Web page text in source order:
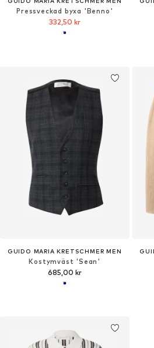
Pressveckad byxa 'Benno'
332,50 kr
GUIDO MARIA KRETSCHMER MEN
Kostymväst 'Sean'
685,00 kr